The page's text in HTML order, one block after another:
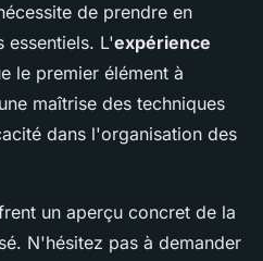
de prendre en
essentiels. L'expérience
le premier élément à
maîtrise des techniques
dans l'organisation des
un aperçu concret de la
N'hésitez pas à demander